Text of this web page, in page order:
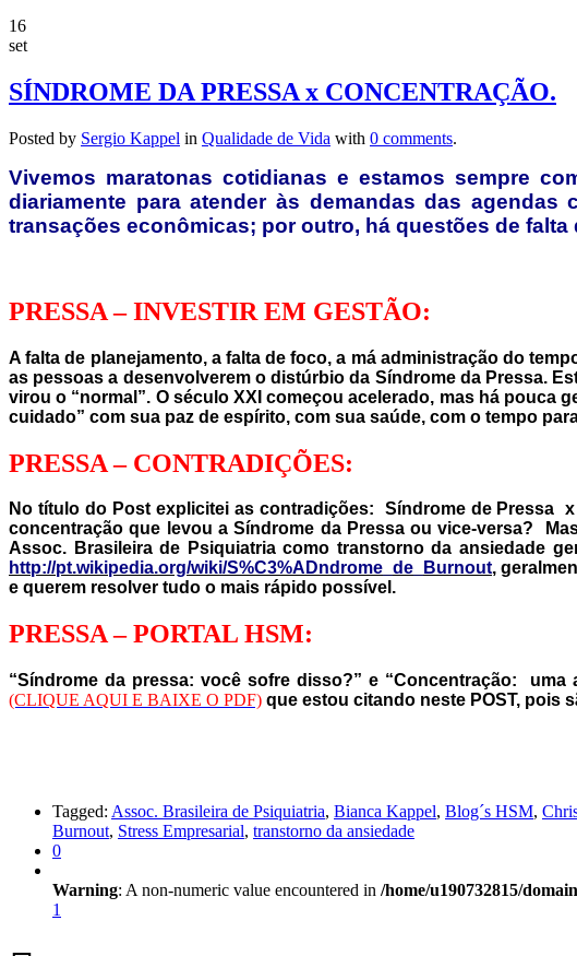
16
set
SÍNDROME DA PRESSA x CONCENTRAÇÃO.
Posted by Sergio Kappel in Qualidade de Vida with 0 comments.
Vivemos maratonas cotidianas e estamos sempre
diariamente para atender às demandas das
transações econômicas; por outro, há questões de
PRESSA – INVESTIR EM GESTÃO:
A falta de planejamento, a falta de foco, a má administração do
as pessoas a desenvolverem o distúrbio da Síndrome da Pressa.
virou o “normal”. O século XXI começou acelerado, mas há
cuidado” com sua paz de espírito, com sua saúde, com o tempo
PRESSA – CONTRADIÇÕES:
No título do Post explicitei as contradições: Síndrome de Pressa
concentração que levou a Síndrome da Pressa ou vice-versa?
Assoc. Brasileira de Psiquiatria como transtorno da ansiedade
http://pt.wikipedia.org/wiki/S%C3%ADndrome_de_Burnout,
e querem resolver tudo o mais rápido possível.
PRESSA – PORTAL HSM:
“Síndrome da pressa: você sofre disso?” e “Concentração:
(CLIQUE AQUI E BAIXE O PDF) que estou citando neste POST, pois
Tagged: Assoc. Brasileira de Psiquiatria, Bianca Kappel, Blog´s HSM,
Burnout, Stress Empresarial, transtorno da ansiedade
0
Warning: A non-numeric value encountered in /home/u190732815/
1